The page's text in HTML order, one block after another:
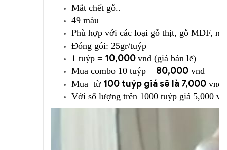
Mắt chết gỗ..
49 màu
Phù hợp với các loại gỗ thịt, gỗ MDF,
Đóng gói: 25gr/tuýp
1 tuýp = 10,000 vnd (giá bán lẽ)
Mua combo 10 tuýp = 80,000 vnd
Mua từ 100 tuýp giá sẽ là 7,000 vnd
Với số lượng trên 1000 tuýp giá 5,000